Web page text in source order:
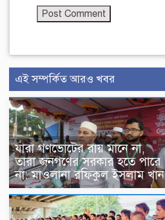
এই সম্পর্কিত আরও খবর
যারা গণভোটের রায় মানে না,
তারা জনগণের সরকার হতে পারে
না: মাওলানা রফিকুল ইসলাম খান